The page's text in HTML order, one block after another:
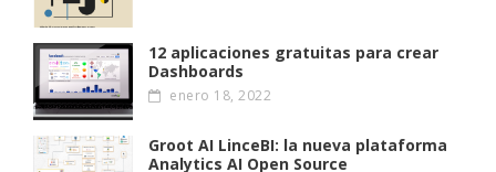
12 aplicaciones gratuitas para crear
Dashboards
enero 18, 2022
Groot AI LinceBI: la nueva plataforma
Analytics AI Open Source